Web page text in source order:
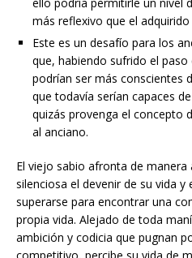
más reflexivo que el
Este es un desafío para los
que, habiendo sufrido el
podrían ser más conscientes
que todavía serían capaces
quizás provenga el concepto
al anciano.
El viejo sabio afronta de manera
silenciosa el devenir de su vida
superarse para encontrar una
propia vida. Alejado de toda
ambición y codicia que pugnan